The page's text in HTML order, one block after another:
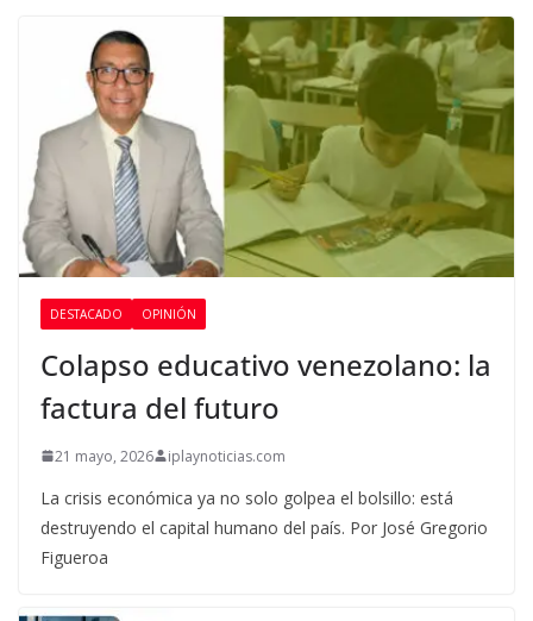
DESTACADO OPINIÓN
Colapso educativo venezolano: la
factura del futuro
21 mayo, 2026 iplaynoticias.com
La crisis económica ya no solo golpea el bolsillo: está
destruyendo el capital humano del país. Por José Gregorio
Figueroa